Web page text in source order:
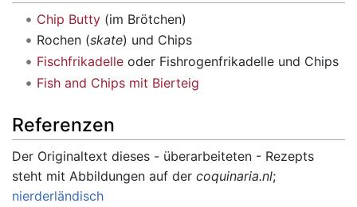
Chip Butty(im Brötchen)
Rochen (skate) und Chips
Fischfrikadelleoder Fishrogenfrikadelle und Chips
Fish and Chips mit Bierteig
Referenzen
Der Originaltext dieses - überarbeiteten - Rezepts
steht mit Abbildungen auf der coquinaria.nl;
nierderländisch